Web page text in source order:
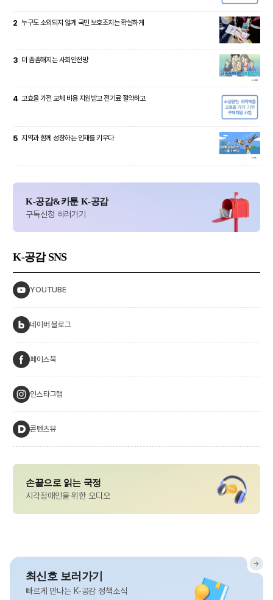
2 누구도 소외되지 않게 국민 보호조치는 확실하게
3 더 촘촘해지는 사회안전망
4 고효율 가전 교체 비용 지원받고 전기료 절약하고
5 지역과 함께 성장하는 인재를 키우다
K-공감&카툰 K-공감
구독신청 하러가기
K-공감 SNS
YOUTUBE
네이버 블로그
페이스북
인스타그램
콘텐츠뷰
손끝으로 읽는 국정
시각장애인을 위한 오디오
최신호 보러가기
빠르게 만나는 K-공감 정책소식